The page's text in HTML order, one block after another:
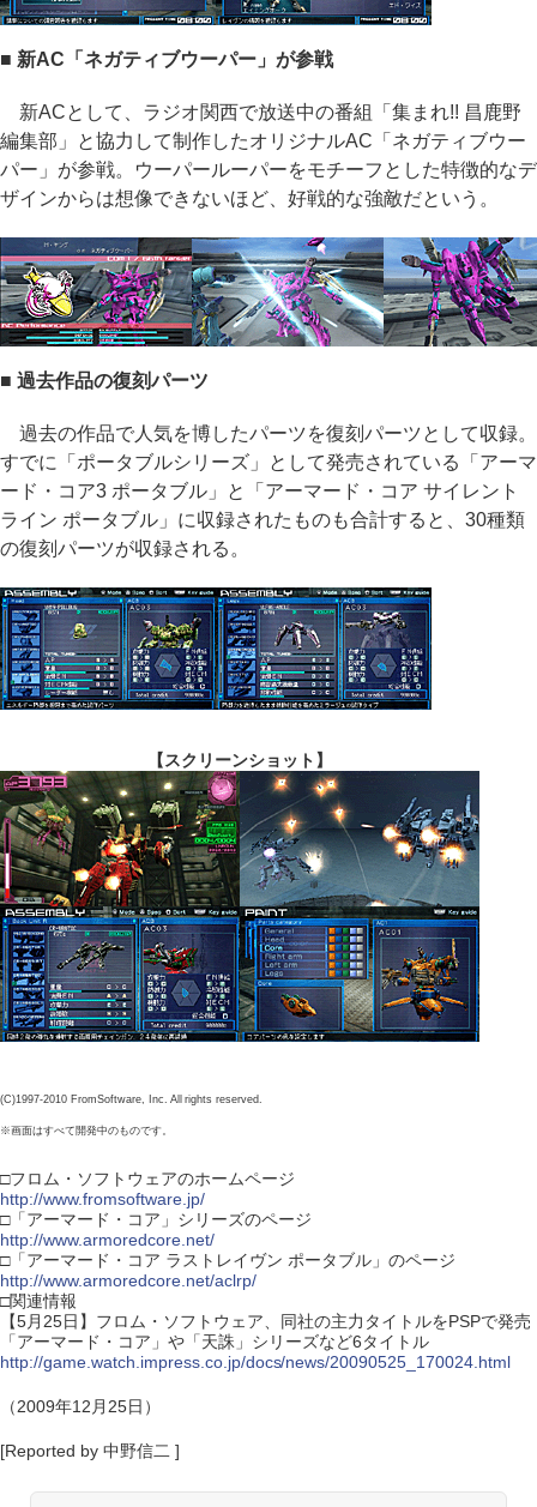
■ 新AC「ネガティブウーパー」が参戦
新ACとして、ラジオ関西で放送中の番組「集まれ!! 昌鹿野
編集部」と協力して制作したオリジナルAC「ネガティブウー
パー」が参戦。ウーパールーパーをモチーフとした特徴的なデ
ザインからは想像できないほど、好戦的な強敵だという。
■ 過去作品の復刻パーツ
過去の作品で人気を博したパーツを復刻パーツとして収録。
すでに「ポータブルシリーズ」として発売されている「アーマ
ード・コア3 ポータブル」と「アーマード・コア サイレント
ライン ポータブル」に収録されたものも合計すると、30種類
の復刻パーツが収録される。
【スクリーンショット】
(C)1997-2010 FromSoftware, Inc. All rights reserved.
※画面はすべて開発中のものです。
□フロム・ソフトウェアのホームページ
http://www.fromsoftware.jp/
□「アーマード・コア」シリーズのページ
http://www.armoredcore.net/
□「アーマード・コア ラストレイヴン ポータブル」のページ
http://www.armoredcore.net/aclrp/
□関連情報
【5月25日】フロム・ソフトウェア、同社の主力タイトルをPSPで発売
「アーマード・コア」や「天誅」シリーズなど6タイトル
http://game.watch.impress.co.jp/docs/news/20090525_170024.html
（2009年12月25日）
[Reported by 中野信二 ]